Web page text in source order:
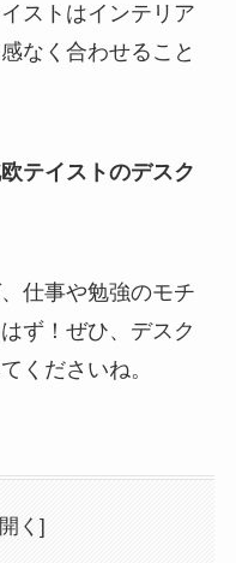
ストはインテリア
なく合わせること
テイストのデスク
仕事や勉強のモチ
ず！ぜひ、デスク
くださいね。